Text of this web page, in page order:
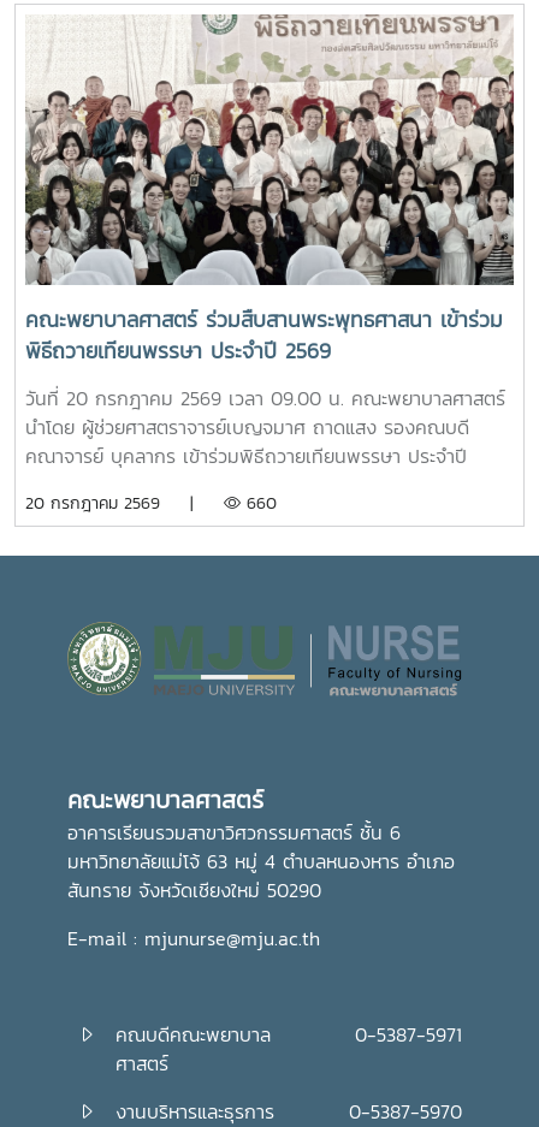
พงษ์พานิช และนายพงษ์พิพัฒน์ ราชจันทร์ ได้นำนักศึกษาเยี่ยม
ชมเส้นทางและสถานที่สำคัญภายในมหาวิทยาลัย อาทิ อนุสาวรีย์
คุณพระช่วงเกษตรศิลปการ เพื่อให้นักศึกษาได้เรียนรู้ประวัติและ
คุณูปการของปูชนียบุคคลผู้มีความสำคัญต่อมหาวิทยาลัย คุณค่า
ทางประวัติศาสตร์และจิตวิญญาณของสถาบันและช่วงบ่าย คณะ
นักศึกษาได้เข้าเยี่ยมชมสำนักฟาร์มมหาวิทยาลัย และสำนักวิจัย
และส่งเสริมวิชาการการเกษตร โดยมี นางสาววัชรินทร์ จันท
วรรณ ให้การต้อนรับ พร้อมบรรยายให้ความรู้เกี่ยวกับการผลิต
และการพัฒนาผลิตภัณฑ์กัญชงเพื่อสุขภาพ รวมทั้งนำเยี่ยมชม
แปลงกัญชง เพื่อเปิดมุมมองด้านงานวิจัยและนวัตกรรมทางการ
เกษตรของมหาวิทยาลัย จากนั้น นักศึกษาได้เดินทางไปศึกษา
แหล่งเรียนรู้อ่างเก็บน้ำห้วยโจ้ พร้อมนั่งรถเยี่ยมชมบริเวณรอบ
คณะและหน่วยงานที่ตั้งอยู่นอกพื้นที่หลักของมหาวิทยาลัย ได้แก่
คณะสัตวศาสตร์และเทคโนโลยี และวิทยาลัยพลังงาน เพื่อเรียนรู้
ศักยภาพและความหลากหลายของศาสตร์ที่มหาวิทยาลัยแม่โจ้เปิด
การเรียนการสอน กิจกรรมตามโครงการดังกล่าว นับว่าเป็นการ
ส่งเสริมการเรียนรู้นอกห้องเรียน สร้างเครือข่ายความร่วมมือ
ระหว่างหน่วยงาน พัฒนาทักษะการคิดวิเคราะห์ การแก้ไขปัญหา
ตลอดจนการปรับตัวในรั้วมหาวิทยาลัย อันเป็นรากฐานสำคัญใน
การก้าวสู่การเป็นวิชาชีพพยาบาลที่มีคุณธรรมและจริยธรรมต่อไป
ศาสตร์ และนักศึกษา เข้าร่วมอย่างพร้อมเพรียงห้อง “ร่ม
อินทนิล” เกิดขึ้นจากความร่วมมือระหว่างมหาวิทยาลัยแม่โจ้และ
คณะพยาบาลศาสตร์ เพื่อเป็นศูนย์ให้บริการด้านการดูแลสุขภาพ
เบื้องต้น การให้คำปรึกษา แนะนำด้านสุขภาพกายและสุขภาพใจ
แก่นักศึกษา เพื่อให้นักศึกษาได้รับการดูแลอย่างทั่วถึง มีสุขภาวะ
ที่ดีทั้งด้านร่างกายและจิตใจ อันจะนำไปสู่การส่งเสริมคุณภาพ
ชีวิต ความปลอดภัย และสวัสดิภาพการใช้ชีวิตภายในมหาวิทยาลัย
โดยจะเปิดให้บริการทุกวัน ตั้งแต่เวลา 17.00-20.00 น.นอกจากนี้
ห้อง “ร่มอินทนิล” ยังเป็นพื้นที่แห่งการเรียนรู้และฝึกปฏิบัติ
วิชาชีพของนักศึกษาพยาบาล ภายใต้การกำกับดูแลของ
คณาจารย์และบุคลากรผู้เชี่ยวชาญ เพื่อให้นักศึกษาได้พัฒนา
ทักษะการดูแลผู้รับบริการจากสถานการณ์จริง ควบคู่ไปกับการ
สร้างประโยชน์แก่สังคมภายในมหาวิทยาลัยอย่างไรก็ตาม การเปิด
ให้บริการห้อง “ร่มอินทนิล” ในครั้งนี้ นับว่าเป็นก้าวสำคัญของ
มหาวิทยาลัย ในการพัฒนาระบบการดูแลสุขภาพของนักศึกษา
อย่างเป็นรูปธรรม สะท้อนถึงความมุ่งมั่นในการสร้างสภาพ
ดีของนักศึกษาอย่างรอบด้าน
คณะพยาบาลศาสตร์ ร่วมสืบสานพระพุทธศาสนา เข้าร่วม
พิธีถวายเทียนพรรษา ประจำปี 2569
วันที่ 20 กรกฎาคม 2569 เวลา 09.00 น. คณะพยาบาลศาสตร์
นำโดย ผู้ช่วยศาสตราจารย์เบญจมาศ ถาดแสง รองคณบดี
คณาจารย์ บุคลากร เข้าร่วมพิธีถวายเทียนพรรษา ประจำปี
ประธานในพิธี ณ อาคารแผ่พืชน์ มหาวิทยาลัยแม่โจ้ผู้เข้าร่วมพิธี
อีกทั้งยังเป็นการส่งเสริมการอนุรักษ์ศิลปวัฒนธรรมและปลูกฝัง
คุณธรรม จริยธรรม ตลอดจนสร้างความเป็นสิริมงคลแก่ชีวิต
คณะพยาบาลศาสตร์ มุ่งมั่น ส่งเสริมให้บุคลากรมีส่วนร่วมในการ
ต่อไปอย่างไรก็ตาม พิธีถวายเทียนพรรษาในครั้งนี้ จัดโดย กอง
ส่งเสริมศิลปวัฒนธรรม มหาวิทยาลัยแม่โจ้
20 กรกฎาคม 2569 | 660
คณะพยาบาลศาสตร์
อาคารเรียนรวมสาขาวิศวกรรมศาสตร์ ชั้น 6
มหาวิทยาลัยแม่โจ้ 63 หมู่ 4 ตำบลหนองหาร อำเภอ
สันทราย จังหวัดเชียงใหม่ 50290
E-mail : mjunurse@mju.ac.th
คณบดีคณะพยาบาล
ศาสตร์
0-5387-5971
งานบริหารและธุรการ 0-5387-5970